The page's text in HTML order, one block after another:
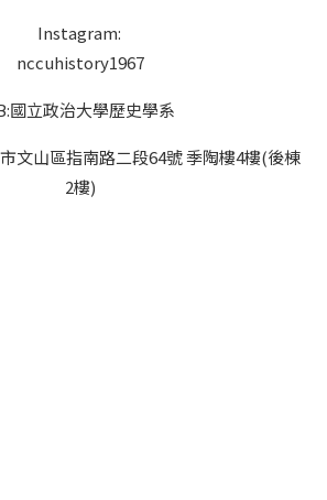
圓凳上，最後才發現，原來這個館中
專員所屬！筆者轉念想把書外借，拿
料庫也不齊全，師資又多為該校畢業
度性監控，這樣的環境要如何掌握全
怪筆者私下與一些南大生交談，發現
感到失望，表達想去美國留學或來臺
Instagram:
nccuhistory1967
國立政治大學歷史學系
文山區指南路二段64號 季陶樓4樓(後棟
2樓)